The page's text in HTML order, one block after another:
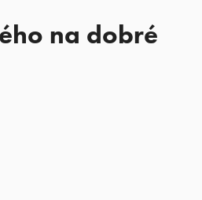
na dobré